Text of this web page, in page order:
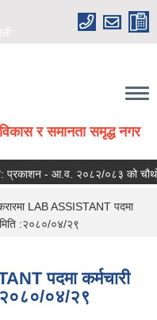
र समानता समृद्ध नगर
- आ.व. २०८२/०८३ को चौथो
LAB ASSISTANT पदमा
मिति :२०८०/०४/२९
पदमा कर्मचारी
:२०८०/०४/२९